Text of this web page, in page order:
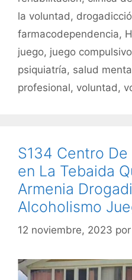
k
la voluntad,
farmacodependencia,
juego, juego compulsivo
psiquiatría, salud
profesional, voluntad,
S134 Centro
en La Tebaida
Armenia
Alcoholismo
12 noviembre, 2023 por